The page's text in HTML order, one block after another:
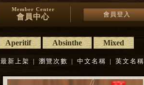
Member Center
會員中心 會員登入
Aperitif Absinthe Mixed
最新上架 | 瀏覽次數 | 中文名稱 | 英文名稱